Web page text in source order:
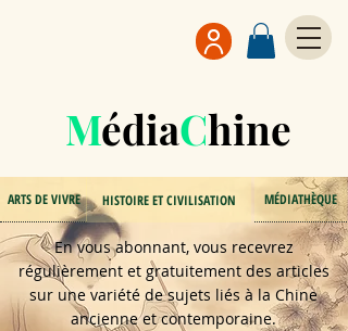
MédiaChine
ARTS DE VIVRE HISTOIRE ET CIVILISATION MÉDIATHÈQUE
En vous abonnant, vous recevrez
régulièrement et gratuitement des articles
sur une variété de sujets liés à la Chine
ancienne et contemporaine.